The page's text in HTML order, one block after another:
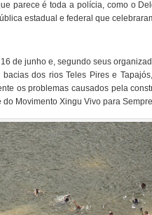
parece é toda a polícia, como o
estadual e federal que
de junho e, segundo seus
dos rios Teles Pires e
os problemas causados pela
Movimento Xingu Vivo para Sempre.